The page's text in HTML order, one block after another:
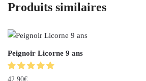
Produits similaires
Peignoir Licorne 9 ans
42.90€